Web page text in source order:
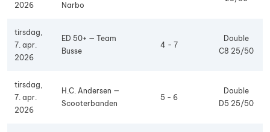
2026
Narbo
tirsdag,
7. apr.
2026
ED 50+ — Team
Busse
4 - 7
Double
C8 25/50
tirsdag,
7. apr.
2026
H.C. Andersen —
Scooterbanden
5 - 6
Double
D5 25/50